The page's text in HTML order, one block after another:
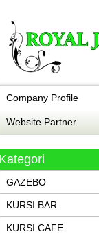
Company Profile
Website Partner
Kategori
GAZEBO
KURSI BAR
KURSI CAFE